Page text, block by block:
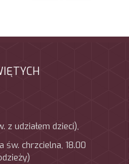
z udziałem dzieci),
św. chrzcielna, 18.00